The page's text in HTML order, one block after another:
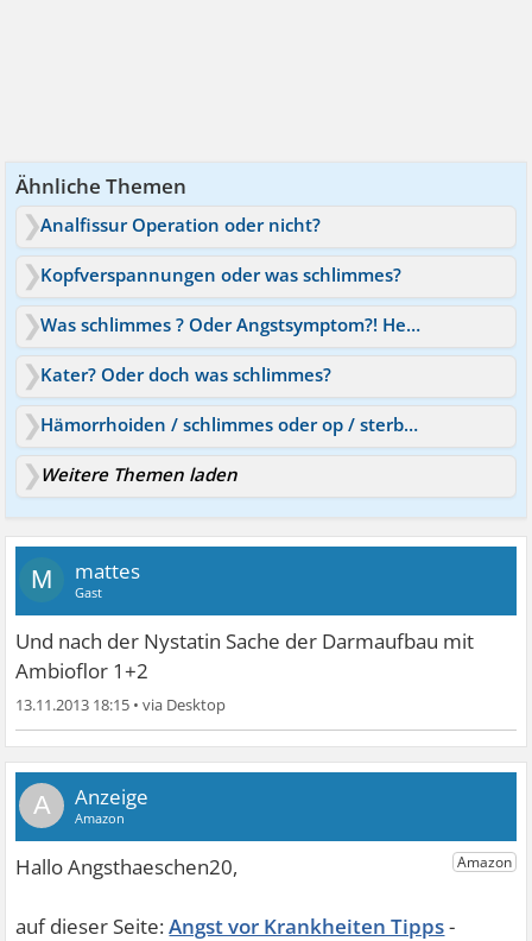
Ähnliche Themen
Analfissur Operation oder nicht?
Kopfverspannungen oder was schlimmes?
Was schlimmes ? Oder Angstsymptom?! Herz.
Kater? Oder doch was schlimmes?
Hämorrhoiden / schlimmes oder op / sterben
Weitere Themen laden
M mattes
Gast
Und nach der Nystatin Sache der Darmaufbau mit
Ambioflor 1+2
13.11.2013 18:15 •
A
Angst vor Krankheiten Tipps